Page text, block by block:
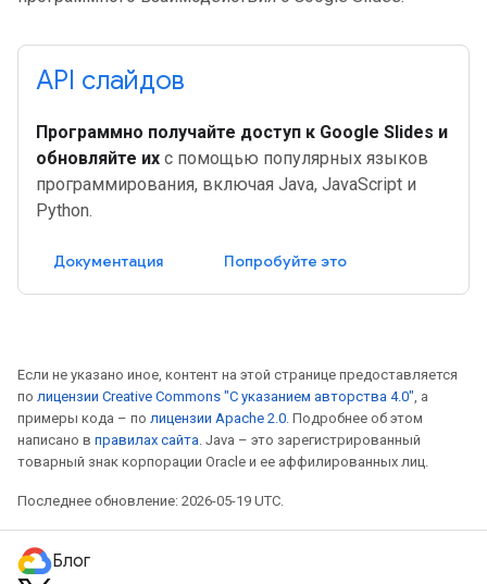
API слайдов
Программно получайте доступ к Google Slides и
обновляйте их с помощью популярных языков
программирования, включая Java, JavaScript и
Python.
Документация Попробуйте это
Если не указано иное, контент на этой странице предоставляется
по лицензии Creative Commons "С указанием авторства 4.0" , а
примеры кода – по лицензии Apache 2.0 . Подробнее об этом
написано в правилах сайта . Java – это зарегистрированный
товарный знак корпорации Oracle и ее аффилированных лиц.
Последнее обновление: 2026-05-19 UTC.
Блог